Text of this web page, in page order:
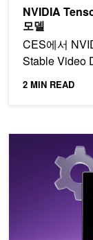
NVIDIA
모델
CES에서
Stable Video
2 MIN READ